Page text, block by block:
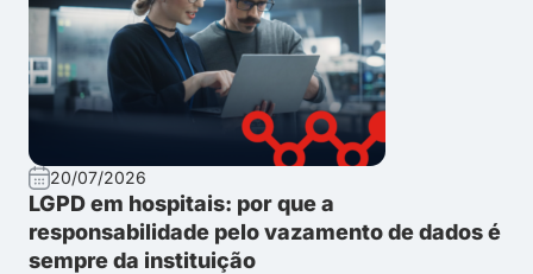
20/07/2026
LGPD em hospitais: por que a
responsabilidade pelo vazamento de dados é
sempre da instituição